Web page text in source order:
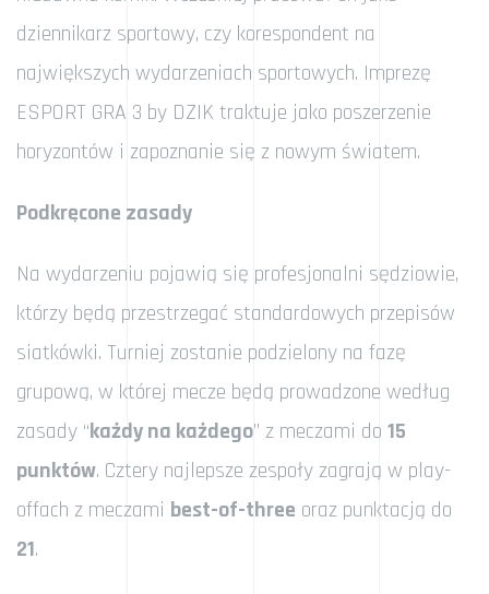
dziennikarz sportowy, czy korespondent na
największych wydarzeniach sportowych. Imprezę
ESPORT GRA 3 by DZIK traktuje jako poszerzenie
horyzontów i zapoznanie się z nowym światem.
Podkręcone zasady
Na wydarzeniu pojawią się profesjonalni sędziowie,
którzy będą przestrzegać standardowych przepisów
siatkówki. Turniej zostanie podzielony na fazę
grupową, w której mecze będą prowadzone według
zasady “każdy na każdego” z meczami do 15
punktów. Cztery najlepsze zespoły zagrają w play-
offach z meczami best-of-three oraz punktacją do
21.